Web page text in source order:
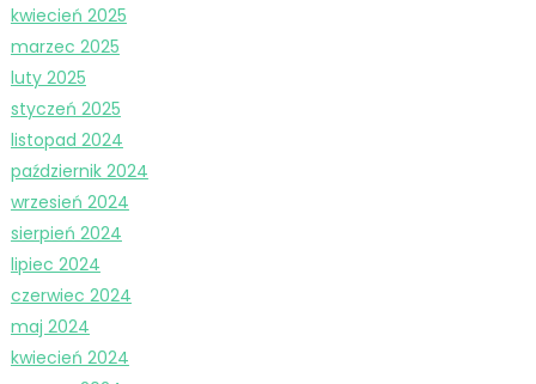
kwiecień 2025
marzec 2025
luty 2025
styczeń 2025
listopad 2024
październik 2024
wrzesień 2024
sierpień 2024
lipiec 2024
czerwiec 2024
maj 2024
kwiecień 2024